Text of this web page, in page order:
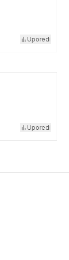
Uporedi
Uporedi